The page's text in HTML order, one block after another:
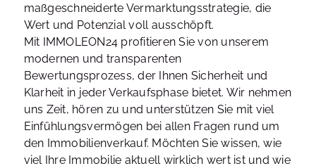
maßgeschneiderte Vermarktungsstrategie, die
Wert und Potenzial voll ausschöpft.
Mit IMMOLEON24 profitieren Sie von unserem
modernen und transparenten
Bewertungsprozess, der Ihnen Sicherheit und
Klarheit in jeder Verkaufsphase bietet. Wir nehmen
uns Zeit, hören zu und unterstützen Sie mit viel
Einfühlungsvermögen bei allen Fragen rund um
den Immobilienverkauf. Möchten Sie wissen, wie
viel Ihre Immobilie aktuell wirklich wert ist und wie